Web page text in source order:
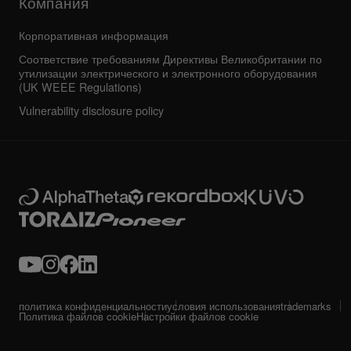
Корпоративная информация
Соответствие требованиям Директивы Великобритании по
утилизации электрического и электронного оборудования
(UK WEEE Regulations)
Vulnerability disclosure policy
политика конфиденциальностиусловия использованияtrademarks
Политика файлов cookieНастройки файлов cookie